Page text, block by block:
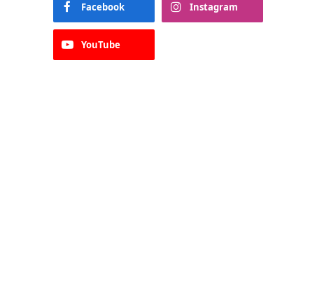
Facebook Instagram
YouTube